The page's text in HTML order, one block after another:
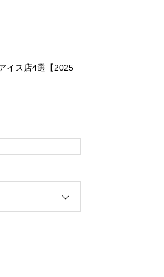
イス店4選【2025